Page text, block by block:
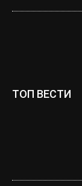
ТОП ВЕСТИ